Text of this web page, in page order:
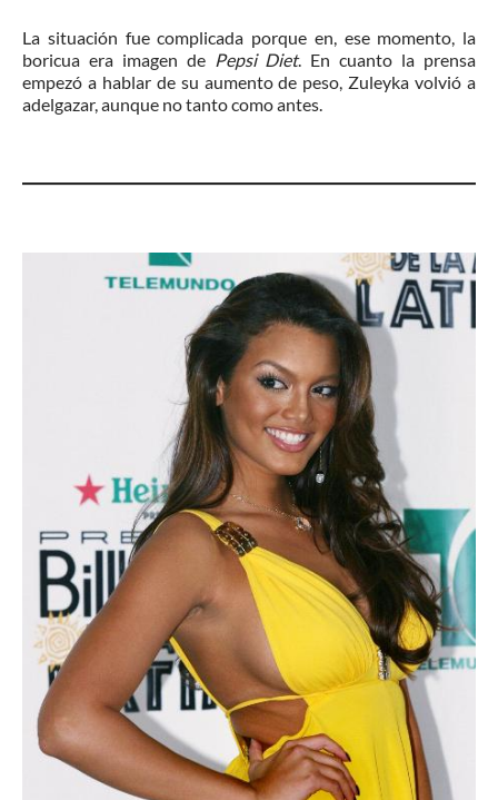
La situación fue complicada porque en, ese momento, la
boricua era imagen de Pepsi Diet. En cuanto la prensa
empezó a hablar de su aumento de peso, Zuleyka volvió a
adelgazar, aunque no tanto como antes.